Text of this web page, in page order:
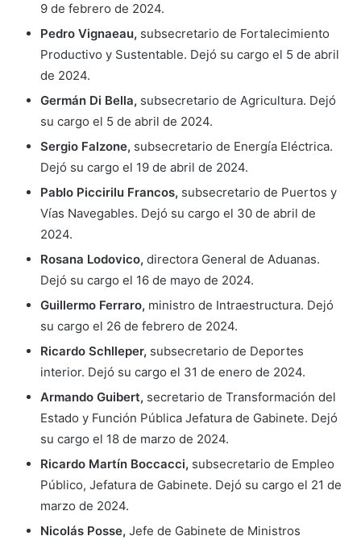
9 de febrero de 2024.
Pedro Vignaeau, subsecretario de Fortalecimiento
Productivo y Sustentable. Dejó su cargo el 5 de abril
de 2024.
Germán Di Bella, subsecretario de Agricultura. Dejó
su cargo el 5 de abril de 2024.
Sergio Falzone, subsecretario de Energía Eléctrica.
Dejó su cargo el 19 de abril de 2024.
Pablo Piccirilu Francos, subsecretario de Puertos y
Vías Navegables. Dejó su cargo el 30 de abril de
2024.
Rosana Lodovico, directora General de Aduanas.
Dejó su cargo el 16 de mayo de 2024.
Guillermo Ferraro, ministro de Intraestructura. Dejó
su cargo el 26 de febrero de 2024.
Ricardo Schlleper, subsecretario de Deportes
interior. Dejó su cargo el 31 de enero de 2024.
Armando Guibert, secretario de Transformación del
Estado y Función Pública Jefatura de Gabinete. Dejó
su cargo el 18 de marzo de 2024.
Ricardo Martín Boccacci, subsecretario de Empleo
Público, Jefatura de Gabinete. Dejó su cargo el 21 de
marzo de 2024.
Nicolás Posse, Jefe de Gabinete de Ministros